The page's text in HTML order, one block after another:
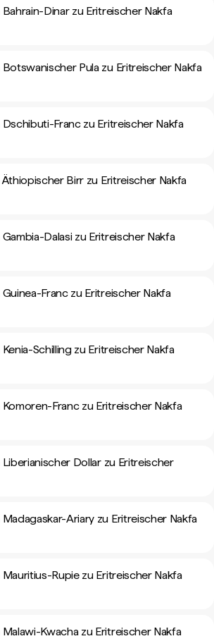
Dinar zu Eritreischer Nakfa
Pula zu Eritreischer Nakfa
Franc zu Eritreischer Nakfa
Birr zu Eritreischer Nakfa
Dalasi zu Eritreischer Nakfa
Franc zu Eritreischer Nakfa
Schilling zu Eritreischer Nakfa
Franc zu Eritreischer Nakfa
Dollar zu Eritreischer
Ariary zu Eritreischer Nakfa
Rupie zu Eritreischer Nakfa
Kwacha zu Eritreischer Nakfa